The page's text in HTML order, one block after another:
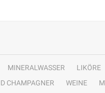
MINERALWASSER LIKÖRE
CHAMPAGNER WEINE